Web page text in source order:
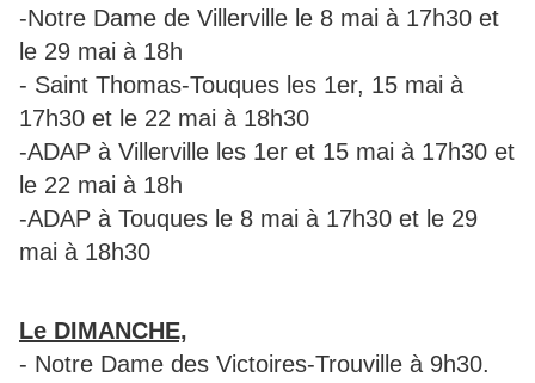
-Notre Dame de Villerville le 8 mai à 17h30 et
le 29 mai à 18h
- Saint Thomas-Touques les 1er, 15 mai à
17h30 et le 22 mai à 18h30
-ADAP à Villerville les 1er et 15 mai à 17h30 et
le 22 mai à 18h
-ADAP à Touques le 8 mai à 17h30 et le 29
mai à 18h30
Le DIMANCHE,
- Notre Dame des Victoires-Trouville à 9h30.